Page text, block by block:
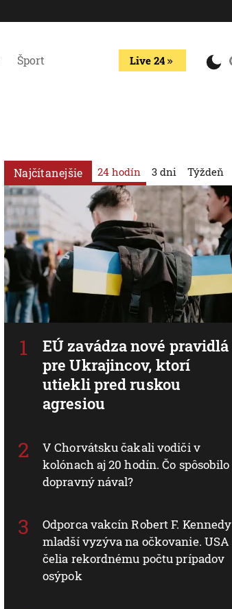
Šport Live 24
Najčítanejšie 24 hodín
EÚ zavádza nové pravidlá
pre Ukrajincov, ktorí
utiekli pred ruskou
agresiou
V Chorvátsku čakali vodiči v
kolónach aj 20 hodín. Čo spôsobilo
dopravný nával?
Odporca vakcín Robert F. Kennedy
mladší vyzýva na očkovanie. USA
čelia rekordnému počtu prípadov
osýpok
3 dni Týždeň